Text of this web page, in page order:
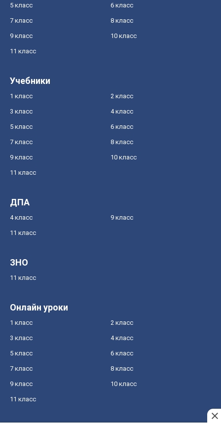
5 класс 6 класс
7 класс 8 класс
9 класс 10 класс
11 класс
Учебники
1 класс 2 класс
3 класс 4 класс
5 класс 6 класс
7 класс 8 класс
9 класс 10 класс
11 класс
ДПА
4 класс 9 класс
11 класс
ЗНО
11 класс
Онлайн уроки
1 класс 2 класс
3 класс 4 класс
5 класс 6 класс
7 класс 8 класс
9 класс 10 класс
11 класс